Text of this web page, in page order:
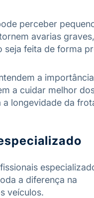
perceber
avarias graves,
seja feita de forma
a
a cuidar melhor
longevidade da
a diferença na
veículos.